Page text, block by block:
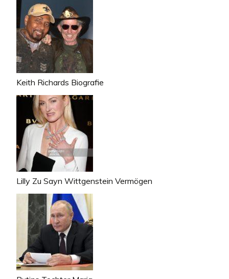
Keith Richards Biografie
Lilly Zu Sayn Wittgenstein Vermögen